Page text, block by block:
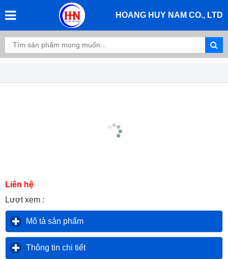
HOANG HUY NAM CO., LTD
Liên hệ
Lượt xem :
Mô tả sản phẩm
Thông tin chi tiếtclick to expand contents